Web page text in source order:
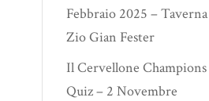
Febbraio 2025 – Taverna
Zio Gian Fester
Il Cervellone Champions
Quiz – 2 Novembre